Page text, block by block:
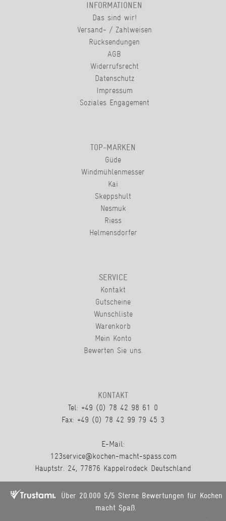
INFORMATIONEN
Das sind wir!
Versand- / Zahlweisen
Rücksendungen
AGB
Widerrufsrecht
Datenschutz
Impressum
Soziales Engagement
TOP-MARKEN
Güde
Windmühlenmesser
Kai
Skeppshult
Nesmuk
Riess
Helmensdorfer
SERVICE
Kontakt
Gutscheine
Wunschliste
Warenkorb
Mein Konto
Bewerten Sie uns.
KONTAKT
Tel: +49 (0) 78 42 98 61 0
Fax: +49 (0) 78 42 99 79 45 3
E-Mail:
123service@kochen-macht-spass.com
Hauptstr. 24, 77876 Kappelrodeck Deutschland
Über 20.000 5/5 Sterne Bewertungen für Kochen
macht Spaß.